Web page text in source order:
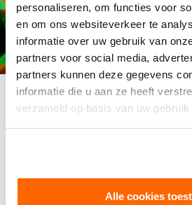
personaliseren, om functies voor
en om ons websiteverkeer te
informatie over uw gebruik van
partners voor social media,
partners kunnen deze gegevens
informatie die u aan ze heeft
verzameld op basis van uw
Alle cookies